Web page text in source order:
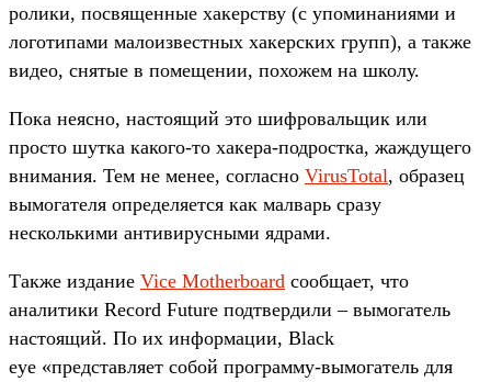
ролики, посвященные хакерству (с упоминаниями и
логотипами малоизвестных хакерских групп), а также
видео, снятые в помещении, похожем на школу.
Пока неясно, настоящий это шифровальщик или
просто шутка какого-то хакера-подростка, жаждущего
внимания. Тем не менее, согласно VirusTotal, образец
вымогателя определяется как малварь сразу
несколькими антивирусными ядрами.
Также издание Vice Motherboard сообщает, что
аналитики Record Future подтвердили – вымогатель
настоящий. По их информации, Black
eye «представляет собой программу-вымогатель для